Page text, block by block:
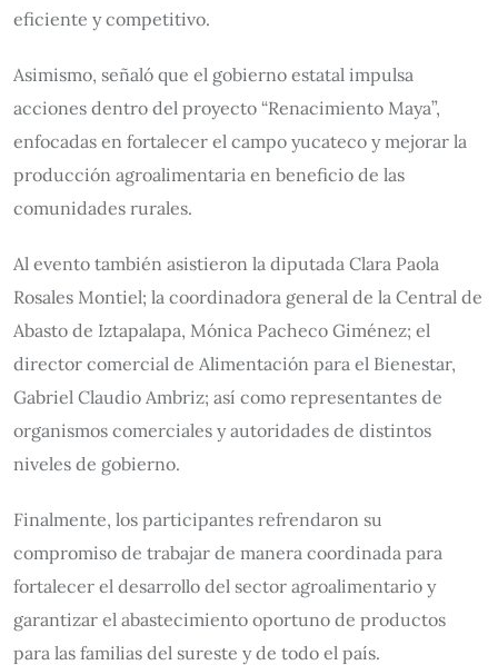
eficiente y competitivo.
Asimismo, señaló que el gobierno estatal impulsa
acciones dentro del proyecto “Renacimiento Maya”,
enfocadas en fortalecer el campo yucateco y mejorar la
producción agroalimentaria en beneficio de las
comunidades rurales.
Al evento también asistieron la diputada Clara Paola
Rosales Montiel; la coordinadora general de la Central de
Abasto de Iztapalapa, Mónica Pacheco Giménez; el
director comercial de Alimentación para el Bienestar,
Gabriel Claudio Ambriz; así como representantes de
organismos comerciales y autoridades de distintos
niveles de gobierno.
Finalmente, los participantes refrendaron su
compromiso de trabajar de manera coordinada para
fortalecer el desarrollo del sector agroalimentario y
garantizar el abastecimiento oportuno de productos
para las familias del sureste y de todo el país.